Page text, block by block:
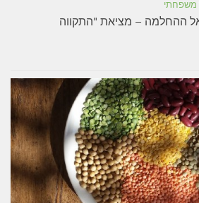
משפחתי
ההחלמה – מציאת "התקווה